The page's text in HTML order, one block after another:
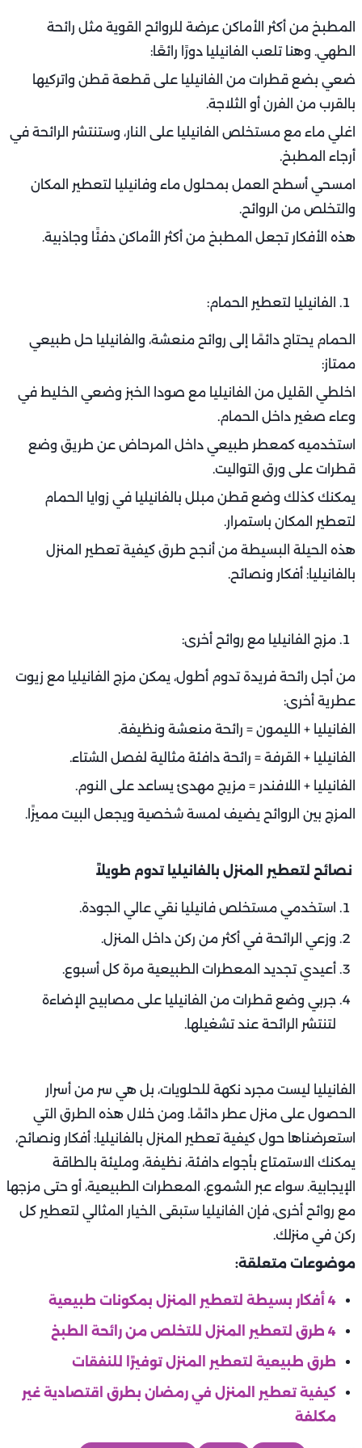
المطبخ من أكثر الأماكن عرضة للروائح القوية مثل رائحة
الطهي. وهنا تلعب الفانيليا دورًا رائعًا:
ضعي بضع قطرات من الفانيليا على قطعة قطن واتركيها
بالقرب من الفرن أو الثلاجة.
اغلي ماء مع مستخلص الفانيليا على النار، وستنتشر الرائحة في
أرجاء المطبخ.
امسحي أسطح العمل بمحلول ماء وفانيليا لتعطير المكان
والتخلص من الروائح.
هذه الأفكار تجعل المطبخ من أكثر الأماكن دفئًا وجاذبية.
الفانيليا لتعطير الحمام:
الحمام يحتاج دائمًا إلى روائح منعشة، والفانيليا حل طبيعي
ممتاز:
اخلطي القليل من الفانيليا مع صودا الخبز وضعي الخليط في
وعاء صغير داخل الحمام.
استخدميه كمعطر طبيعي داخل المرحاض عن طريق وضع
قطرات على ورق التواليت.
يمكنك كذلك وضع قطن مبلل بالفانيليا في زوايا الحمام
لتعطير المكان باستمرار.
هذه الحيلة البسيطة من أنجح طرق كيفية تعطير المنزل
بالفانيليا: أفكار ونصائح.
مزج الفانيليا مع روائح أخرى:
من أجل رائحة فريدة تدوم أطول، يمكن مزج الفانيليا مع زيوت
عطرية أخرى:
الفانيليا + الليمون = رائحة منعشة ونظيفة.
الفانيليا + القرفة = رائحة دافئة مثالية لفصل الشتاء.
الفانيليا + اللافندر = مزيج مهدئ يساعد على النوم.
المزج بين الروائح يضيف لمسة شخصية ويجعل البيت مميزًا.
نصائح لتعطير المنزل بالفانيليا تدوم طويلاً
استخدمي مستخلص فانيليا نقي عالي الجودة.
وزعي الرائحة في أكثر من ركن داخل المنزل.
أعيدي تجديد المعطرات الطبيعية مرة كل أسبوع.
جربي وضع قطرات من الفانيليا على مصابيح الإضاءة
لتنتشر الرائحة عند تشغيلها.
الفانيليا ليست مجرد نكهة للحلويات، بل هي سر من أسرار
الحصول على منزل عطر دائمًا. ومن خلال هذه الطرق التي
استعرضناها حول كيفية تعطير المنزل بالفانيليا: أفكار ونصائح،
يمكنك الاستمتاع بأجواء دافئة، نظيفة، ومليئة بالطاقة
الإيجابية. سواء عبر الشموع، المعطرات الطبيعية، أو حتى مزجها
مع روائح أخرى، فإن الفانيليا ستبقى الخيار المثالي لتعطير كل
ركن في منزلك.
موضوعات متعلقة:
4 أفكار بسيطة لتعطير المنزل بمكونات طبيعية
4 طرق لتعطير المنزل للتخلص من رائحة الطبخ
طرق طبيعية لتعطير المنزل توفيرًا للنفقات
كيفية تعطير المنزل في رمضان بطرق اقتصادية غير
مكلفة